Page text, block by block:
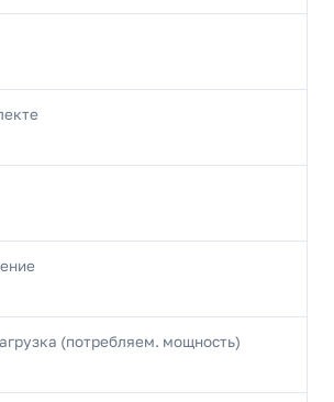
(потребляем. мощность)